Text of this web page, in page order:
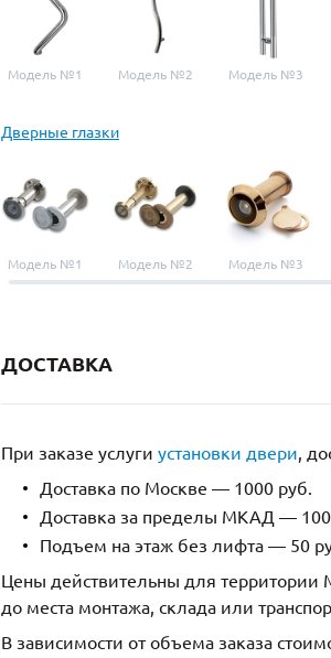
Модель №1 Модель №2 Модель №3
Дверные глазки
Модель №1 Модель №2 Модель №3
ДОСТАВКА
При заказе услуги установки двери,
Доставка по Москве — 1000 руб.
Доставка за пределы МКАД —
Подъем на этаж без лифта — 50
Цены действительны для территории
до места монтажа, склада или
В зависимости от объема заказа